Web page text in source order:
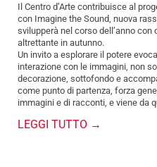
Il Centro d’Arte contribuisce al
con Imagine the Sound, nuova
svilupperà nel corso dell’anno
altrettante in autunno.
Un invito a esplorare il potere
interazione con le immagini, non
decorazione, sottofondo e
come punto di partenza, forza
immagini e di racconti, e viene da
LEGGI TUTTO →